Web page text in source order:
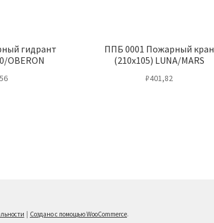
гидрант
OBERON
ППБ 0001 Пожарный кран
(210х105) LUNA/MARS
₽401,82
Создано с помощью WooCommerce.